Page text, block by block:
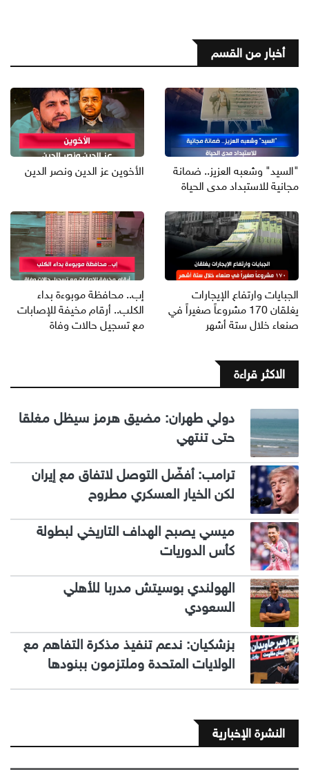
أخبار من القسم
"السيد" وشعبه العزيز.. ضمانة
مجانية للاستبداد مدى الحياة
الأخوين عز الدين ونصر الدين
الجبايات وارتفاع الإيجارات
يغلقان 170 مشروعاً صغيراً في
صنعاء خلال ستة أشهر
إب.. محافظة موبوءة بداء
الكلب.. أرقام مخيفة للإصابات
مع تسجيل حالات وفاة
الاكثر قراءة
دولي طهران: مضيق هرمز سيظل مغلقا
حتى تنتهي
ترامب: أفضّل التوصل لاتفاق مع إيران
لكن الخيار العسكري مطروح
ميسي يصبح الهداف التاريخي لبطولة
كأس الدوريات
الهولندي بوسيتش مدربا للأهلي
السعودي
بزشكيان: ندعم تنفيذ مذكرة التفاهم مع
الولايات المتحدة وملتزمون ببنودها
النشرة الإخبارية